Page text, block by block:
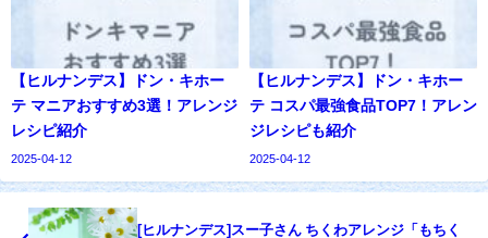
【ヒルナンデス】ドン・キホー
テ マニアおすすめ3選！アレンジ
レシピ紹介
2025-04-12
【ヒルナンデス】ドン・キホー
テ コスパ最強食品TOP7！アレン
ジレシピも紹介
2025-04-12
[ヒルナンデス]スー子さん ちくわアレンジ「もちく